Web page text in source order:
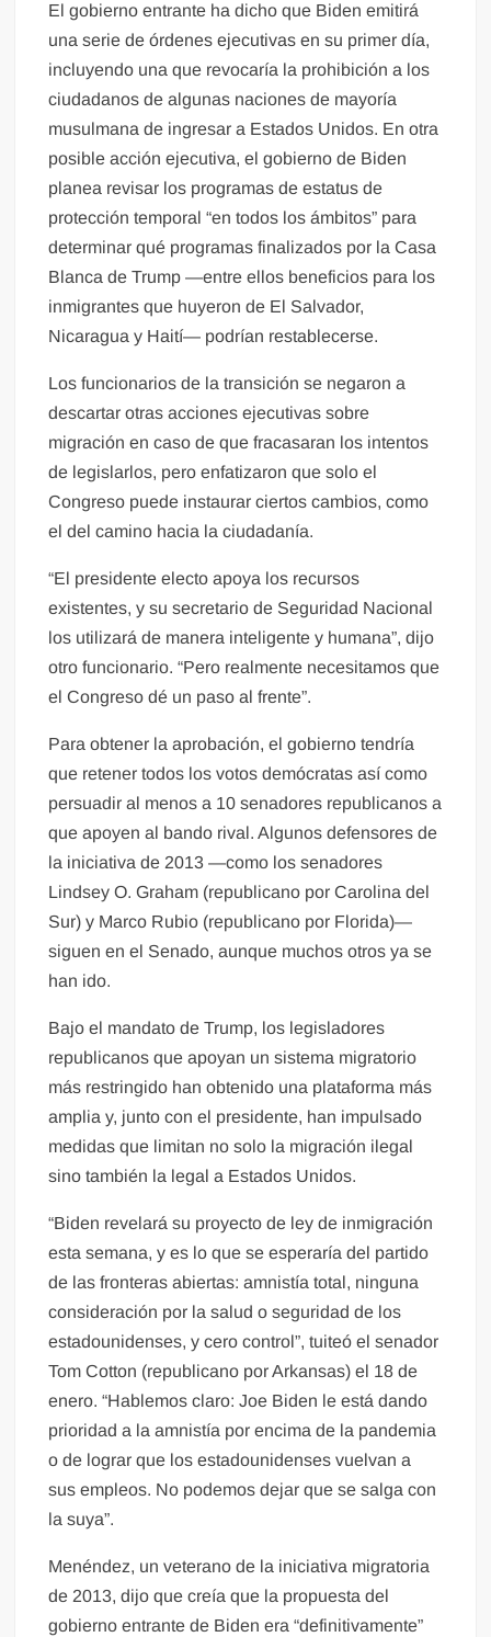
El gobierno entrante ha dicho que Biden emitirá
una serie de órdenes ejecutivas en su primer día,
incluyendo una que revocaría la prohibición a los
ciudadanos de algunas naciones de mayoría
musulmana de ingresar a Estados Unidos. En otra
posible acción ejecutiva, el gobierno de Biden
planea revisar los programas de estatus de
protección temporal “en todos los ámbitos” para
determinar qué programas finalizados por la Casa
Blanca de Trump —entre ellos beneficios para los
inmigrantes que huyeron de El Salvador,
Nicaragua y Haití— podrían restablecerse.
Los funcionarios de la transición se negaron a
descartar otras acciones ejecutivas sobre
migración en caso de que fracasaran los intentos
de legislarlos, pero enfatizaron que solo el
Congreso puede instaurar ciertos cambios, como
el del camino hacia la ciudadanía.
“El presidente electo apoya los recursos
existentes, y su secretario de Seguridad Nacional
los utilizará de manera inteligente y humana”, dijo
otro funcionario. “Pero realmente necesitamos que
el Congreso dé un paso al frente”.
Para obtener la aprobación, el gobierno tendría
que retener todos los votos demócratas así como
persuadir al menos a 10 senadores republicanos a
que apoyen al bando rival. Algunos defensores de
la iniciativa de 2013 —como los senadores
Lindsey O. Graham (republicano por Carolina del
Sur) y Marco Rubio (republicano por Florida)—
siguen en el Senado, aunque muchos otros ya se
han ido.
Bajo el mandato de Trump, los legisladores
republicanos que apoyan un sistema migratorio
más restringido han obtenido una plataforma más
amplia y, junto con el presidente, han impulsado
medidas que limitan no solo la migración ilegal
sino también la legal a Estados Unidos.
“Biden revelará su proyecto de ley de inmigración
esta semana, y es lo que se esperaría del partido
de las fronteras abiertas: amnistía total, ninguna
consideración por la salud o seguridad de los
estadounidenses, y cero control”, tuiteó el senador
Tom Cotton (republicano por Arkansas) el 18 de
enero. “Hablemos claro: Joe Biden le está dando
prioridad a la amnistía por encima de la pandemia
o de lograr que los estadounidenses vuelvan a
sus empleos. No podemos dejar que se salga con
la suya”.
Menéndez, un veterano de la iniciativa migratoria
de 2013, dijo que creía que la propuesta del
gobierno entrante de Biden era “definitivamente”